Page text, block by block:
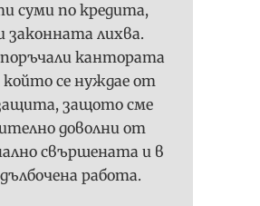
суми по кредита,
законната лихва.
кантората
който се нуждае от
защото сме
доволни от
свършената и в
работа.